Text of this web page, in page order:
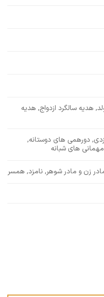
هدیه سالگرد ازدواج, هدیه
دورهمی های دوستانه,
های شبانه
زن و مادر شوهر, نامزد, همسر